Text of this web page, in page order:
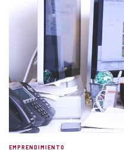
EMPRENDIMIENTO